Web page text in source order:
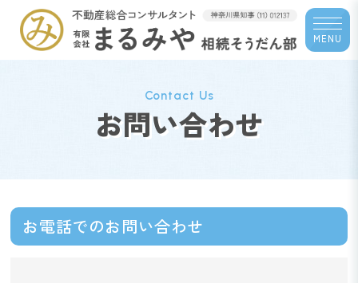
MENU
Contact Us
お問い合わせ
お電話でのお問い合わせ